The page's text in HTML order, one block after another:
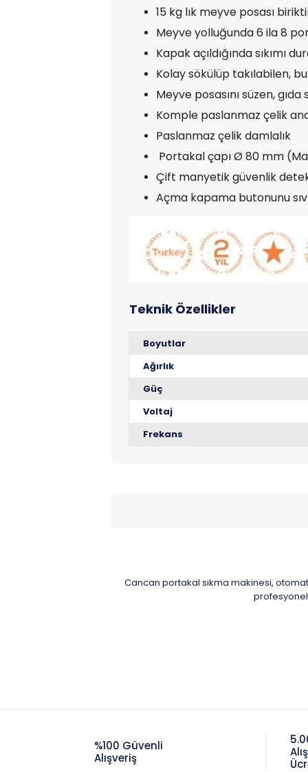
15 kg lık meyve posası
Meyve yolluğunda 6 ila 8
Kapak açıldığında sıkımı
Kolay sökülüp takılabilen,
Meyve posasını süzen,
Komple paslanmaz çelik
Paslanmaz çelik damlalık
Portakal çapı Ø 80 mm
Çift manyetik güvenlik
Açma kapama butonunu
Boyutlar
Ağırlık
Güç
Voltaj
Frekans
Cancan portakal sıkma makinesi,
profesyonel
%100 Güvenli
Alışveriş